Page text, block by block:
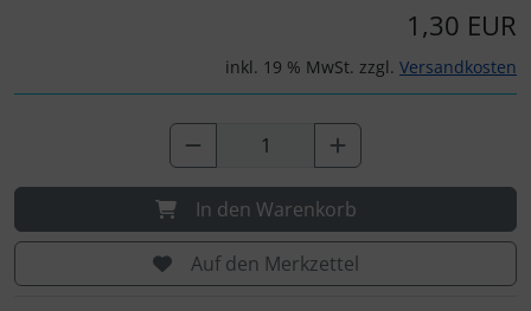
1,30 EUR
inkl. 19 % MwSt. zzgl. Versandkosten
In den Warenkorb
Auf den Merkzettel